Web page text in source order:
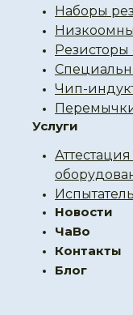
Наборы
Чип-
Услуги
Новости
ЧаВо
Контакты
Блог